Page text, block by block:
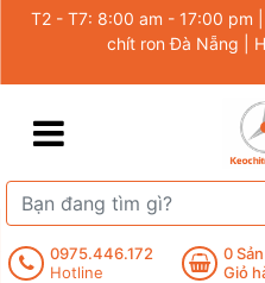
T2 - T7: 8:00 am - 17:00 pm
chít ron Đà Nẵng |
0975.446.172
Hotline
0
Giỏ